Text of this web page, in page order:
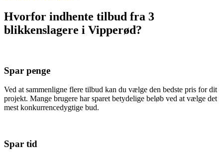
Hvorfor indhente tilbud fra 3
blikkenslagere i Vipperød?
Spar penge
Ved at sammenligne flere tilbud kan du vælge den bedste pris for dit
projekt. Mange brugere har sparet betydelige beløb ved at vælge det
mest konkurrencedygtige bud.
Spar tid